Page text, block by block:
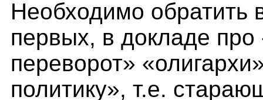
Необходимо обратить
первых, в докладе про
переворот»
политику», т.е.